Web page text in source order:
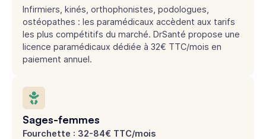
Infirmiers, kinés, orthophonistes, podologues,
ostéopathes : les paramédicaux accèdent aux tarifs
les plus compétitifs du marché. DrSanté propose une
licence paramédicaux dédiée à 32€ TTC/mois en
paiement annuel.
Sages-femmes
Fourchette : 32-84€ TTC/mois